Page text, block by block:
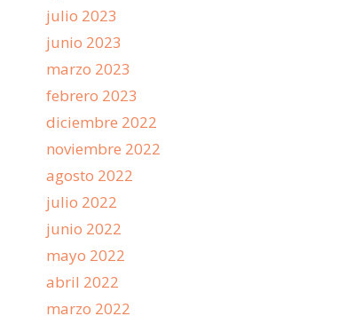
julio 2023
junio 2023
marzo 2023
febrero 2023
diciembre 2022
noviembre 2022
agosto 2022
julio 2022
junio 2022
mayo 2022
abril 2022
marzo 2022